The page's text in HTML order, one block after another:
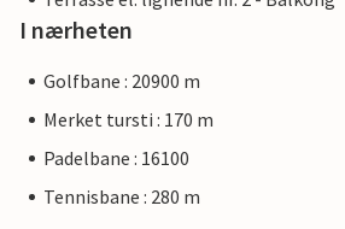
I nærheten
Golfbane : 20900 m
Merket tursti : 170 m
Padelbane : 16100
Tennisbane : 280 m